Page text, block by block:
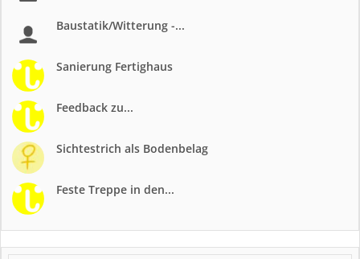
Baustatik/Witterung -...
Sanierung Fertighaus
Feedback zu...
Sichtestrich als Bodenbelag
Feste Treppe in den...